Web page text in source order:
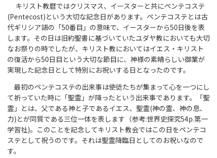
キリスト教暦ではクリスマス、イースターと共にペンテコステ
(Pentecost)という大切な記念日があります。ペンテコステとは古
代ギリシア語の「50番目」の意味で、イースターから50日後を表
します。その日は旧約聖書に基づいていたユダヤ教においても大切
なお祭りの時でしたが、キリスト教においてはイエス・キリスト
の復活から50日目という大切な節目に、神様の素晴らしい御業が
実現した記念日として特別にお祝いする日となったのです。
最初のペンテコステの出来事は使徒たちが集まって心を一つにし
て祈っていた時に「聖霊」が降ったという出来事であります。「聖
霊」とは、父である神と子であるイエス、聖霊(神の霊、神の息、
力)とが同質である三位一体を表します（参考:世界史探究54p.第一
学習社)。このことを記念してキリスト教会ではこの日をペンテコ
ステとして祝うのです。それは聖霊降臨日としてのお祝いなので
す。